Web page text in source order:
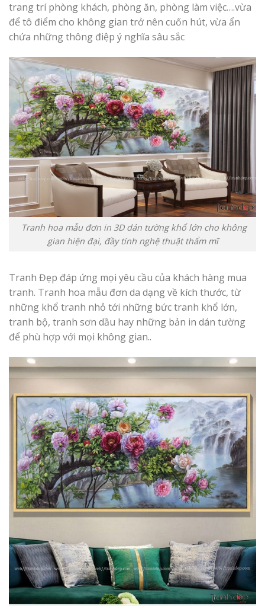
trang trí phòng khách, phòng ăn, phòng làm việc….vừa
để tô điểm cho không gian trở nên cuốn hút, vừa ẩn
chứa những thông điệp ý nghĩa sâu sắc
Tranh hoa mẫu đơn in 3D dán tường khổ lớn cho không
gian hiện đại, đầy tính nghệ thuật thẩm mĩ
Tranh Đẹp đáp ứng mọi yêu cầu của khách hàng mua
tranh. Tranh hoa mẫu đơn da dạng về kích thước, từ
những khổ tranh nhỏ tới những bức tranh khổ lớn,
tranh bộ, tranh sơn dầu hay những bản in dán tường
để phù hợp với mọi không gian..